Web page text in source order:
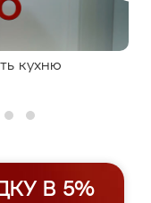
кухню
В 5%